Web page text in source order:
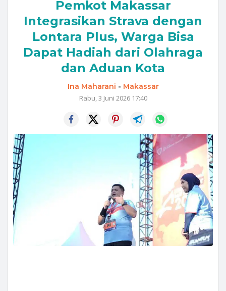
Pemkot Makassar
Integrasikan Strava dengan
Lontara Plus, Warga Bisa
Dapat Hadiah dari Olahraga
dan Aduan Kota
Ina Maharani - Makassar
Rabu, 3 Juni 2026 17:40